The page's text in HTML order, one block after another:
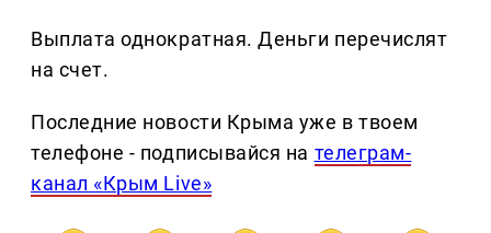
Выплата однократная. Деньги перечислят
на счет.
Последние новости Крыма уже в твоем
телефоне - подписывайся на телеграм-
канал «Крым Live»